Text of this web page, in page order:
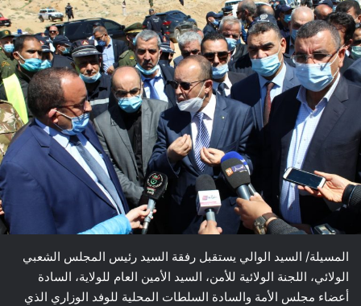
المسيلة/ السيد الوالي يستقبل رفقة السيد رئيس المجلس الشعبي
الولائي، اللجنة الولائية للأمن، السيد الأمين العام للولاية، السادة
أعضاء مجلس الأمة والسادة السلطات المحلية للوفد الوزاري الذي